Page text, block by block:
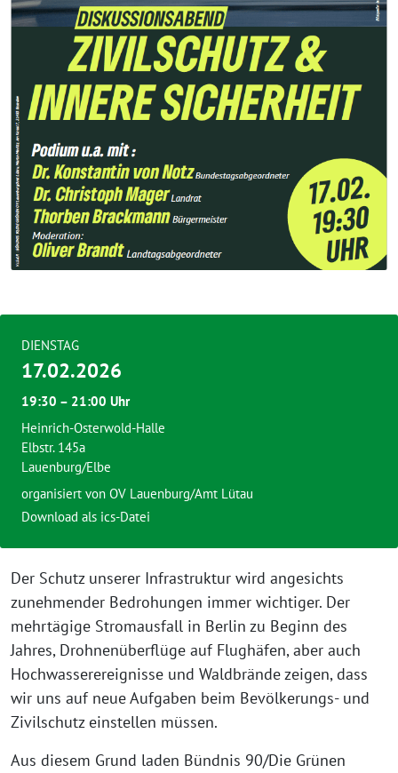
Der Schutz unserer Infrastruktur wird angesichts
zunehmender Bedrohungen immer wichtiger. Der
mehrtägige Stromausfall in Berlin zu Beginn des
Jahres, Drohnenüberflüge auf Flughäfen, aber auch
Hochwasserereignisse und Waldbrände zeigen, dass
wir uns auf neue Aufgaben beim Bevölkerungs- und
Zivilschutz einstellen müssen.
Aus diesem Grund laden Bündnis 90/Die Grünen
DIENSTAG
17.02.2026
19:30 – 21:00 Uhr
Heinrich-Osterwold-Halle
Elbstr. 145a
Lauenburg/Elbe
organisiert von OV Lauenburg/Amt Lütau
Download als ics-Datei